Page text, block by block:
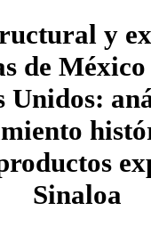
y
de
Unidos:
Sinaloa